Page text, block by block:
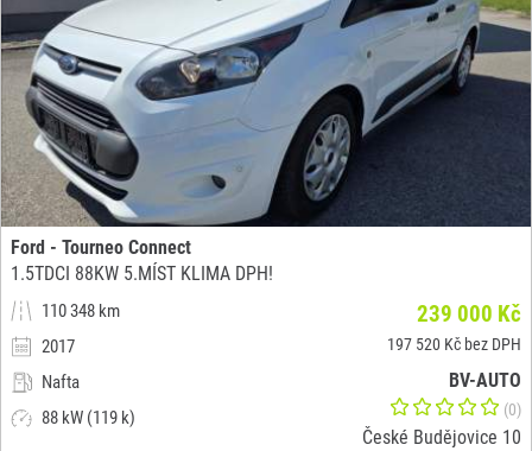
Ford - Tourneo Connect
1.5TDCI 88KW 5.MÍST KLIMA DPH!
110 348 km
2017
Nafta
88 kW (119 k)
239 000 Kč
197 520 Kč bez DPH
BV-AUTO
(0)
České Budějovice 10